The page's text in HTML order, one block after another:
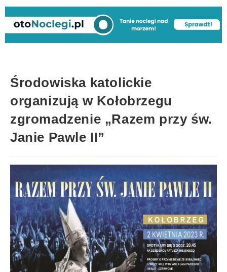
Środowiska katolickie
organizują w Kołobrzegu
zgromadzenie „Razem przy św.
Janie Pawle II”